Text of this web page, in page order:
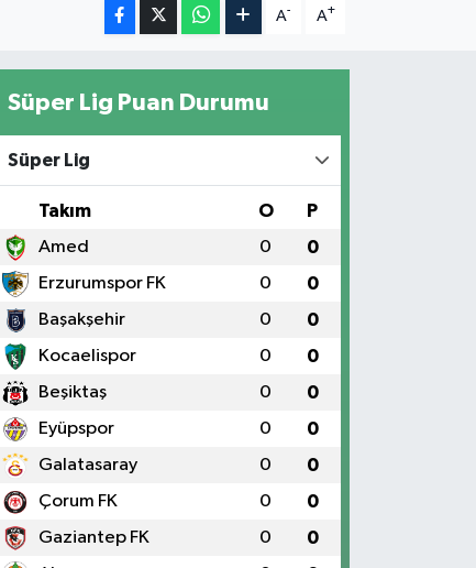
A- A+
Süper Lig Puan Durumu
Süper Lig
Takım O P
Amed 0 0
Erzurumspor FK 0 0
Başakşehir 0 0
Kocaelispor 0 0
Beşiktaş 0 0
Eyüpspor 0 0
Galatasaray 0 0
Çorum FK 0 0
Gaziantep FK 0 0